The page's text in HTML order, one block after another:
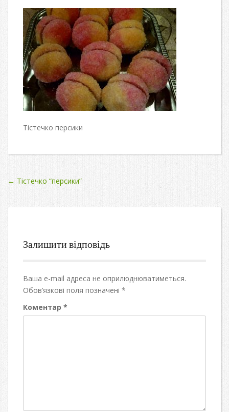
Тістечко персики
Post
navigation
← Тістечко “персики”
Залишити відповідь
Ваша e-mail адреса не оприлюднюватиметься.
Обов’язкові поля позначені *
Коментар *